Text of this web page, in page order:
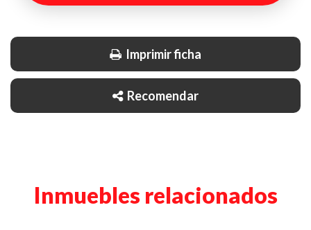
Imprimir ficha
Recomendar
Inmuebles relacionados